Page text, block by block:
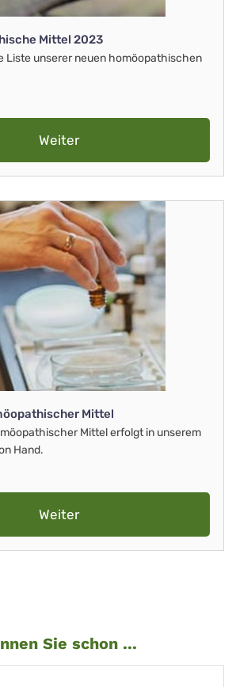
Mittel 2023
Liste unserer neuen homöopathischen
Weiter
Mittel
Mittel erfolgt in unserem
Hand.
Weiter
Sie schon ...